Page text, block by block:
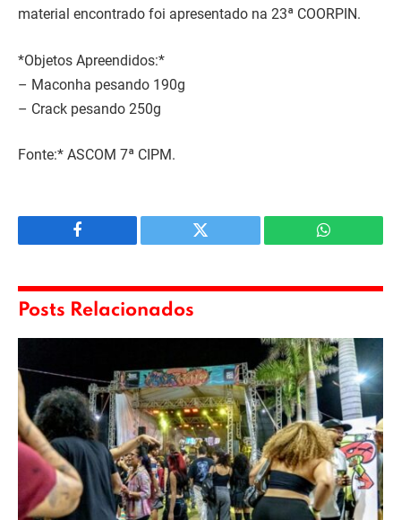
material encontrado foi apresentado na 23ª COORPIN.
*Objetos Apreendidos:*
– Maconha pesando 190g
– Crack pesando 250g
Fonte:* ASCOM 7ª CIPM.
Facebook Twitter WhatsApp
Posts Relacionados